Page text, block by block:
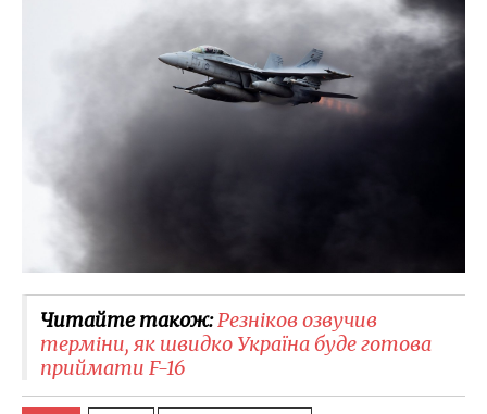
Читайте також:Резніков озвучив
терміни, як швидко Україна буде готова
приймати F-16